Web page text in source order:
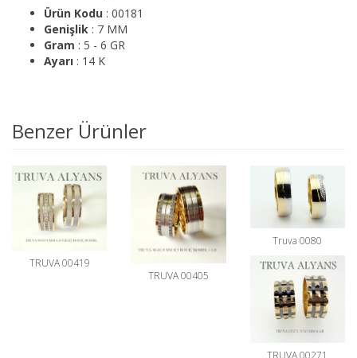
Ürün Kodu : 00181
Genişlik : 7 MM
Gram : 5 - 6 GR
Ayarı : 14 K
Benzer Ürünler
TRUVA 00419
TRUVA 00405
Truva 0080
TRUVA 00271